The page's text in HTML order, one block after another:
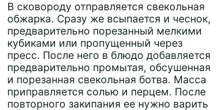
В сковороду отправляется свекольная
обжарка. Сразу же всыпается и чеснок,
предварительно порезанный мелкими
кубиками или пропущенный через
пресс. После него в блюдо добавляется
предварительно промытая, обсушенная
и порезанная свекольная ботва. Масса
приправляется солью и перцем. После
повторного закипания ее нужно варить